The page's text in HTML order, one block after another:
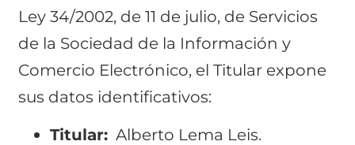
Ley 34/2002, de 11 de julio, de Servicios
de la Sociedad de la Información y
Comercio Electrónico, el Titular expone
sus datos identificativos:
Titular: Alberto Lema Leis.